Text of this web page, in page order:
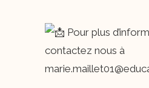
Pour plus
contactez nous à